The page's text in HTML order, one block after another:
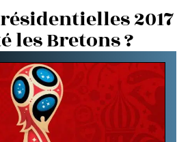
2017
les Bretons ?